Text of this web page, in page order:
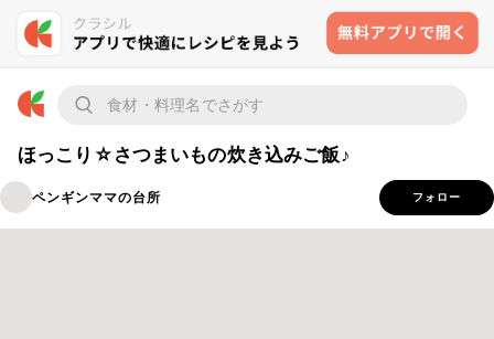
ほっこり☆さつまいもの炊き込みご飯♪
ペンギンママの台所 フォロー